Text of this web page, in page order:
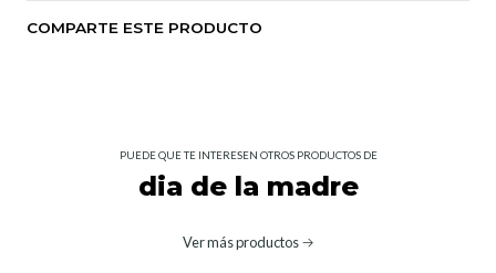
COMPARTE ESTE PRODUCTO
PUEDE QUE TE INTERESEN OTROS PRODUCTOS DE
dia de la madre
Ver más productos